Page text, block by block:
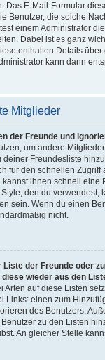
Das E-Mail-Formular
Benutzer, die solche
einem Administrator
Dabei ist es ganz
enthalten Details über
kann dann
Mitglieder
der Freunde und
um andere
Freundesliste
für den schnellen Zugriff
ihnen schnell eine
den du verwendest,
sein. Wenn du einen
nicht.
Liste der Freunde oder
wieder aus den
Arten auf diese Listen
Links: einen zum
des Benutzers.
zu den Listen
An gleicher Stelle